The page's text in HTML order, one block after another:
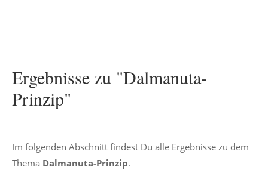
Ergebnisse zu "Dalmanuta-
Prinzip"
Im folgenden Abschnitt findest Du alle Ergebnisse zu dem
Thema Dalmanuta-Prinzip.